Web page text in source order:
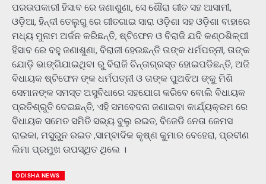
ପରଉପକାରୀ ହିସାବ ରେ ଜଣାଶୁଣା, ସେ ଶୌରା ଗୀତ ସହ ଆସାମୀ,
ଓଡ଼ିଆ, ହିନ୍ଦୀ ତେଲୁଗୁ ରେ ଗୀତଗାଇ ସାରା ଓଡ଼ିଶା ସହ ଓଡ଼ିଶା ବାହାରେ
ମଧ୍ୟ ମୁନାମ ଅର୍ଜନ କରିଛନ୍ତି, ଷ୍ଟିଫେନ ଓ ବିରାଜି ଯଦି କଣ୍ଠଶିଳ୍ପୀ
ହିସାବ ରେ ବହୁ ଜଣାଶୁଣା, ବିରାଜୀ ହେଉଛନ୍ତି ତାଙ୍କ ଧର୍ମପତ୍ନୀ, ତାଙ୍କ
ଯୋଡ଼ି ଭାଙ୍ଗିଯାଇଥିବା ରୁ ବିରାଜି ଚିନ୍ତାଗ୍ରସ୍ତ ହୋଇପଡିଛନ୍ତି, ଅଜି
ବିଧାୟକ ଷ୍ଟିଫେନ ଙ୍କ ଧର୍ମପତ୍ନୀ ଓ ତାଙ୍କ ପୁଅଝିଅ ଙ୍କୁ ମିଶି
ସେମାନଙ୍କ ସମସ୍ତ ଅସୁବିଧାରେ ସହଯୋଗ କରିବେ ବୋଲି ବିଧାୟକ
ପ୍ରତିଶ୍ରୁତି ଦେଇଛନ୍ତି, ଏହି ସମବେଦନା ଜଣାଇବା କାର୍ଯ୍ୟକ୍ରମ ରେ
ବିଧାୟକ ସମେତ ସମିତି ସଭ୍ୟ ବୁଲୁ ରଇତ, ବିଜେଡି ନେତା ଜେମସ
ରାଇକା, ମସୁରୁନ ରଇତ ,ସାମ୍ବାଦିକ କୃଷ୍ଣ କୁମାର ବେହେରା, ପ୍ରବୀଣ
ଲିମା ପ୍ରମୁଖ ଉପସ୍ଥିତ ଥିଲେ ।
ODISHA NEWS